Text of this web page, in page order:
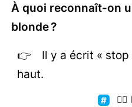
À quoi reconnaît-on
blonde ?
Il y a écrit «
haut.
👱‍♀️